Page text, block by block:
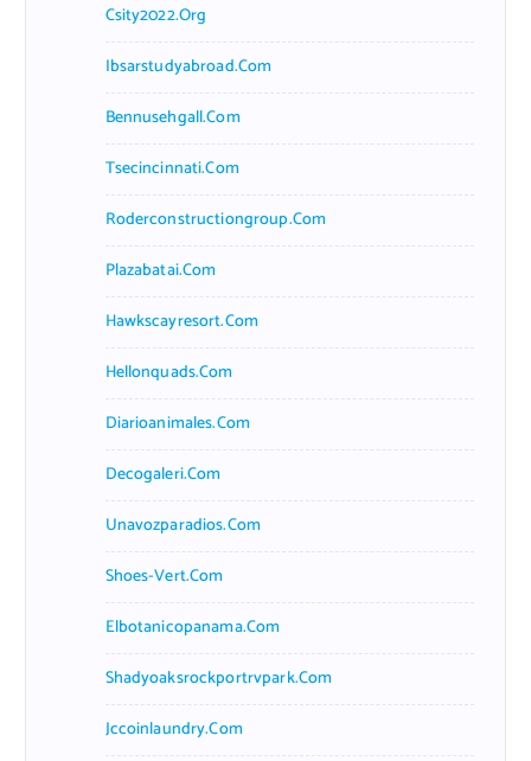
Csity2022.org
Ibsarstudyabroad.com
Bennusehgall.com
Tsecincinnati.com
Roderconstructiongroup.com
Plazabatai.com
Hawkscayresort.com
Hellonquads.com
Diarioanimales.com
Decogaleri.com
Unavozparadios.com
Shoes-Vert.com
Elbotanicopanama.com
Shadyoaksrockportrvpark.com
Jccoinlaundry.com